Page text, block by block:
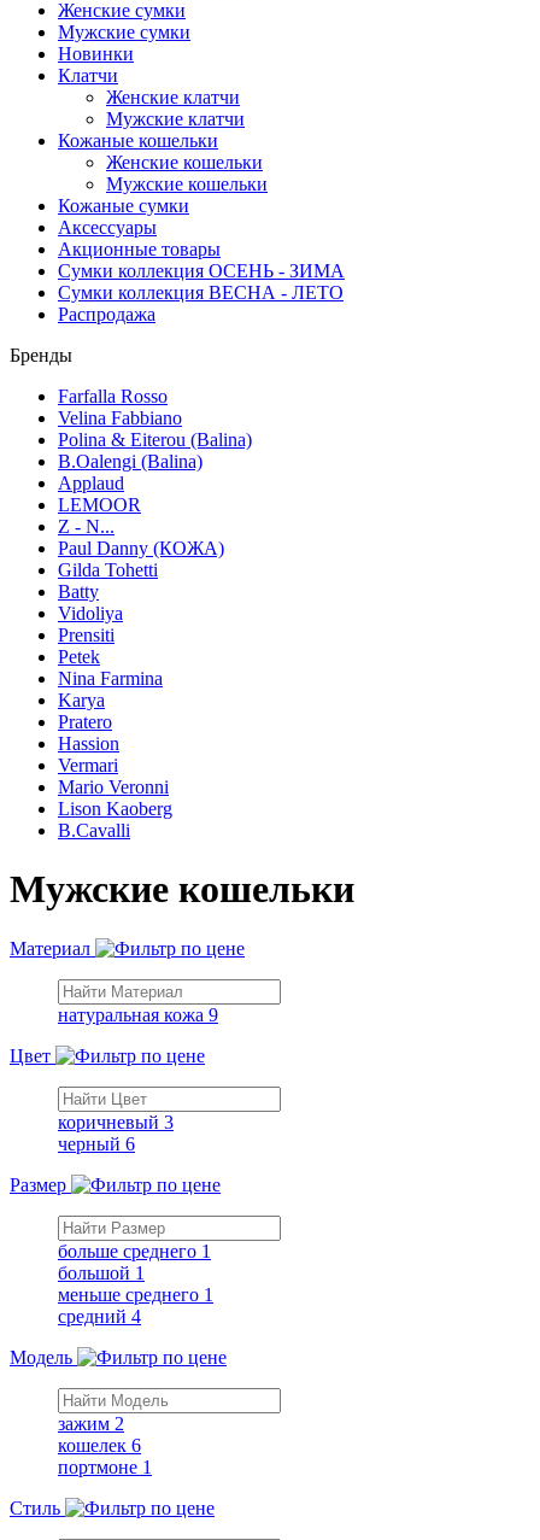
Женские сумки
Мужские сумки
Новинки
Клатчи
Женские клатчи
Мужские клатчи
Кожаные кошельки
Женские кошельки
Мужские кошельки
Кожаные сумки
Аксессуары
Акционные товары
Сумки коллекция ОСЕНЬ - ЗИМА
Сумки коллекция ВЕСНА - ЛЕТО
Распродажа
Бренды
Farfalla Rosso
Velina Fabbiano
Polina & Eiterou (Balina)
B.Oalengi (Balina)
Applaud
LEMOOR
Z - N...
Paul Danny (КОЖА)
Gilda Tohetti
Batty
Vidoliya
Prensiti
Petek
Nina Farmina
Karya
Pratero
Hassion
Vermari
Mario Veronni
Lison Kaoberg
B.Cavalli
Мужские кошельки
Материал
натуральная кожа 9
Цвет
коричневый 3
черный 6
Размер
больше среднего 1
большой 1
меньше среднего 1
средний 4
Модель
зажим 2
кошелек 6
портмоне 1
Стиль